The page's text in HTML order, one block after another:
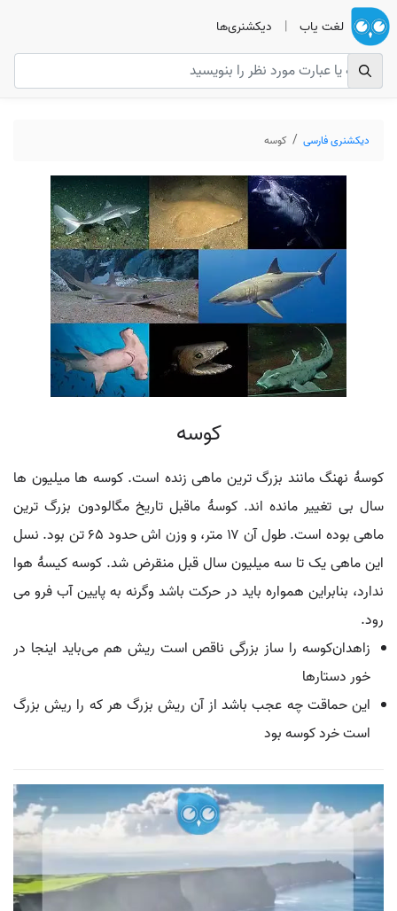
لغت یاب | دیکشنری‌ها
دیکشنری فارسی کوسه
کوسه
کوسۀ نهنگ مانند بزرگ ترین ماهی زنده است. کوسه ها میلیون ها
سال بی تغییر مانده اند. کوسۀ ماقبل تاریخ مگالودون بزرگ ترین
ماهی بوده است. طول آن ۱۷ متر، و وزن اش حدود ۶۵ تن بود. نسل
این ماهی یک تا سه میلیون سال قبل منقرض شد. کوسه کیسۀ هوا
ندارد، بنابراین همواره باید در حرکت باشد وگرنه به پایین آب فرو می
رود.
زاهدان‌کوسه را ساز بزرگی ناقص است ریش هم می‌باید اینجا در
خور دستارها
این حماقت چه عجب باشد از آن ریش بزرگ هر که را ریش بزرگ
است خرد کوسه بود